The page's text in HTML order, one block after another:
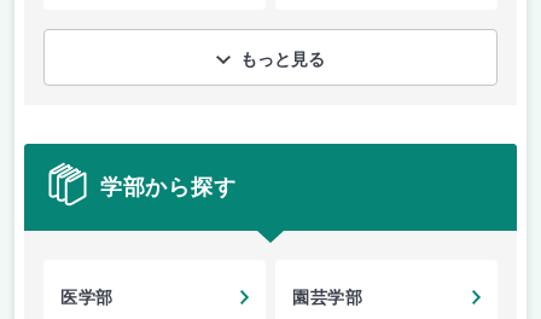
もっと見る
学部から探す
医学部 園芸学部